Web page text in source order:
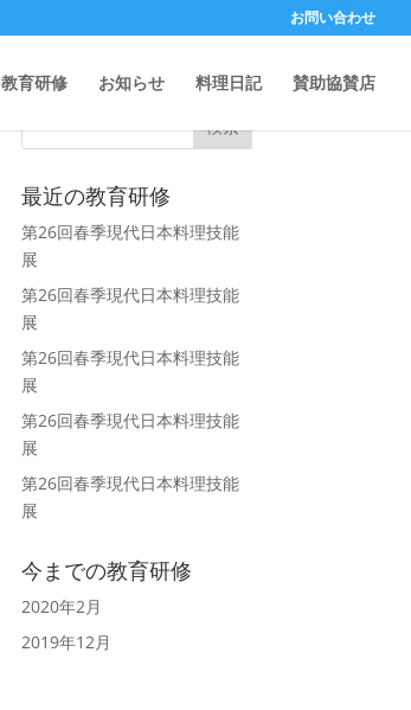
お問い合わせ
教育研修 お知らせ 料理日記 賛助協賛店
教育研修から検索
最近の教育研修
第26回春季現代日本料理技能
展
第26回春季現代日本料理技能
展
第26回春季現代日本料理技能
展
第26回春季現代日本料理技能
展
第26回春季現代日本料理技能
展
今までの教育研修
2020年2月
2019年12月